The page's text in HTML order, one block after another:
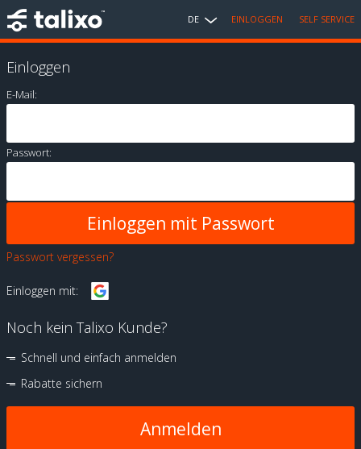
DE EINLOGGEN SELF SERVICE
Einloggen
E-Mail:
Passwort:
Passwort vergessen?
Einloggen mit:
Noch kein Talixo Kunde?
Schnell und einfach anmelden
Rabatte sichern
Anmelden